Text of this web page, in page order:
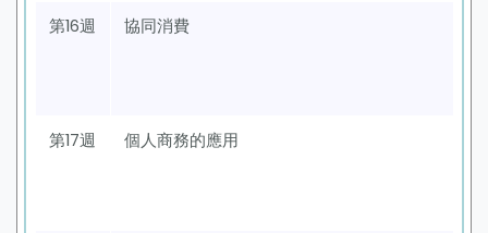
第16週 協同消費
第17週 個人商務的應用